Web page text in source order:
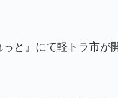
と』にて軽トラ市が